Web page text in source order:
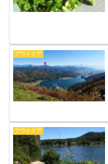
アウトドア
アウトドア